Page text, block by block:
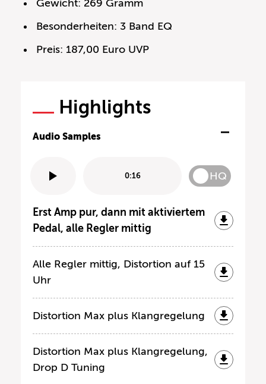
Gewicht: 269 Gramm
Besonderheiten: 3 Band EQ
Preis: 187,00 Euro UVP
Highlights
Audio Samples
0:16 HQ
Erst Amp pur, dann mit aktiviertem
Pedal, alle Regler mittig
Alle Regler mittig, Distortion auf 15
Uhr
Distortion Max plus Klangregelung
Distortion Max plus Klangregelung,
Drop D Tuning